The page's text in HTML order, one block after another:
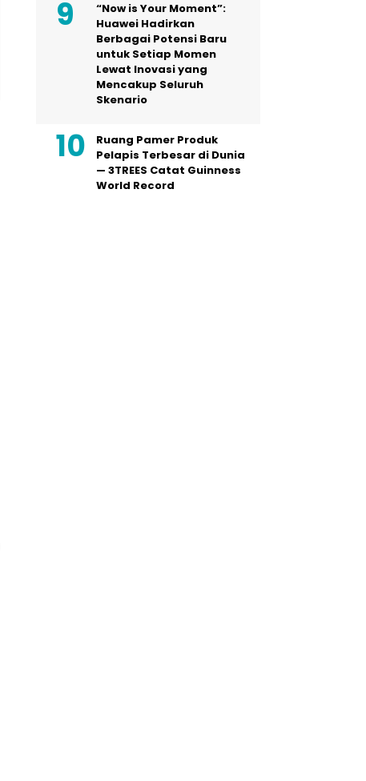
“Now is Your Moment”:
Huawei Hadirkan
Berbagai Potensi Baru
untuk Setiap Momen
Lewat Inovasi yang
Mencakup Seluruh
Skenario
Ruang Pamer Produk
Pelapis Terbesar di Dunia
— 3TREES Catat Guinness
World Record